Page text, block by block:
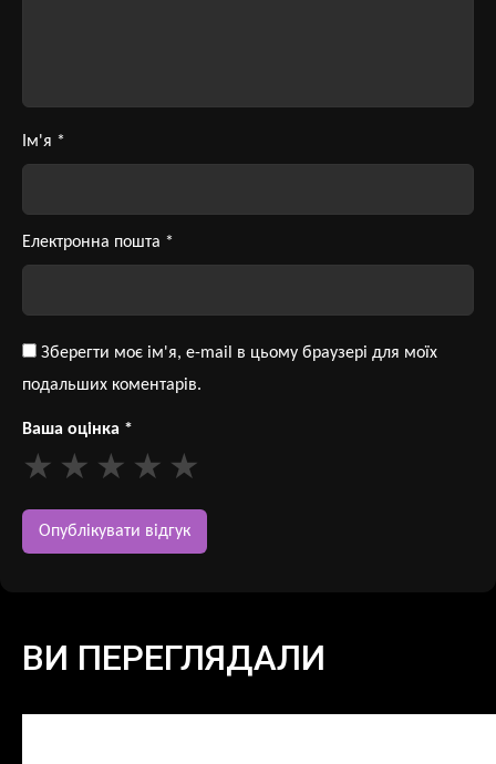
Ім'я *
Електронна пошта *
Зберегти моє ім'я, e-mail в цьому браузері для моїх
подальших коментарів.
Ваша оцінка *
ВИ ПЕРЕГЛЯДАЛИ